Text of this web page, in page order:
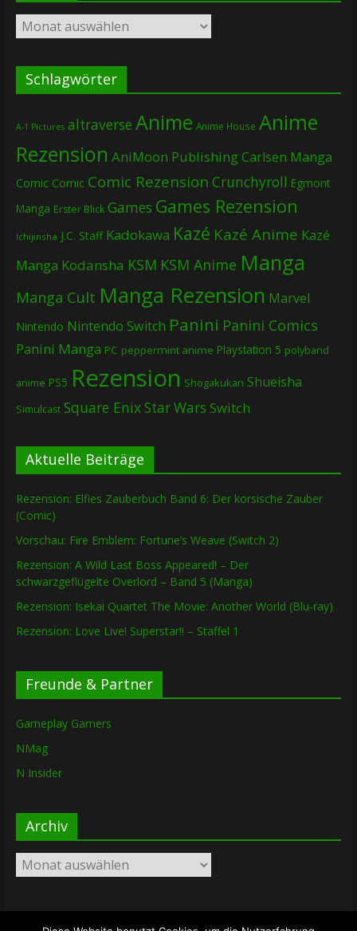
Archiv
Schlagwörter
A-1 Pictures altraverse Anime Anime House Anime
Rezension AniMoon PublishingCarlsen Manga
Comic Comic Comic Rezension Crunchyroll Egmont
Manga Erster Blick Games Games Rezension
Ichijinsha J.C. Staff Kadokawa Kazé Kazé Anime Kazé
Manga Kodansha KSM KSM Anime Manga
Manga Cult Manga Rezension Marvel
Nintendo Nintendo Switch Panini Panini Comics
Panini Manga PC peppermint anime Playstation 5 polyband
anime PS5 Rezension Shogakukan Shueisha
Simulcast Square EnixStar Wars Switch
Aktuelle Beiträge
Rezension: Elfies Zauberbuch Band 6: Der korsische Zauber
(Comic)
Vorschau: Fire Emblem: Fortune’s Weave (Switch 2)
Rezension: A Wild Last Boss Appeared! – Der
schwarzgeflügelte Overlord – Band 5 (Manga)
Rezension: Isekai Quartet The Movie: Another World (Blu-ray)
Rezension: Love Live! Superstar!! – Staffel 1
Freunde & Partner
Gameplay Gamers
NMag
N Insider
Archiv
Archiv